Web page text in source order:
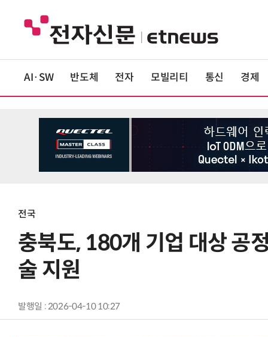
AI·SW 반도체 전자 모빌리티 통신 경제
전국
충북도, 180개 기업 대상 공
술 지원
발행일 : 2026-04-10 10:27